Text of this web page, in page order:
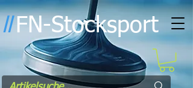
ll FN-Stocksport